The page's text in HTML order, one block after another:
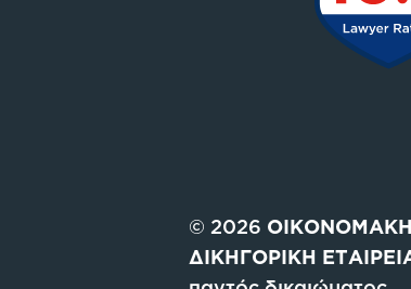
© 2026
ΔΙΚΗΓΟΡΙΚΗ